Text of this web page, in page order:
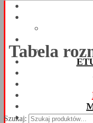
Tabela
Szukaj: